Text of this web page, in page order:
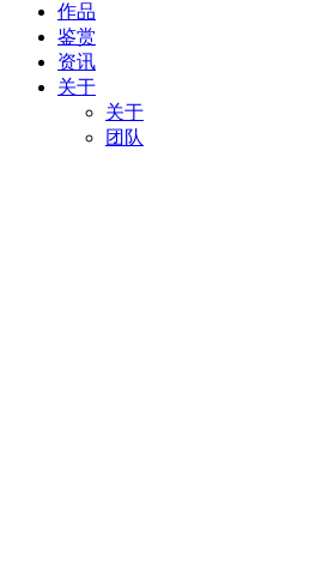
作品
鉴赏
资讯
关于
关于
团队